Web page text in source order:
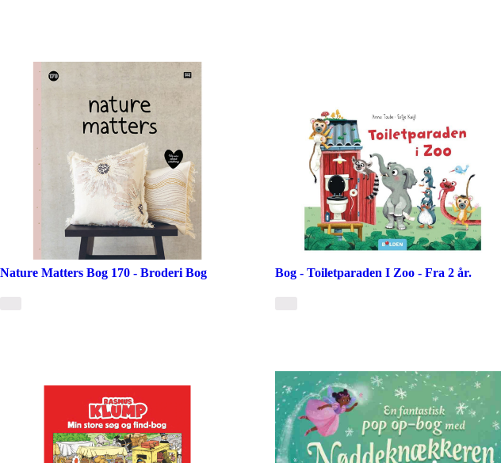
Nature Matters Bog 170 - Broderi Bog Bog - Toiletparaden I Zoo - Fra 2 år.